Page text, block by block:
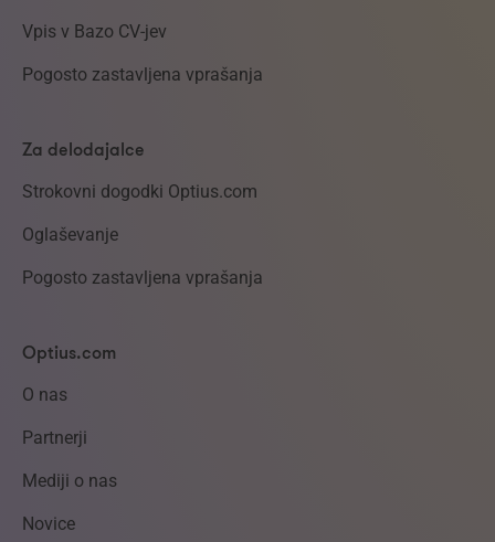
Vpis v Bazo CV-jev
Pogosto zastavljena vprašanja
Za delodajalce
Strokovni dogodki Optius.com
Oglaševanje
Pogosto zastavljena vprašanja
Optius.com
O nas
Partnerji
Mediji o nas
Novice